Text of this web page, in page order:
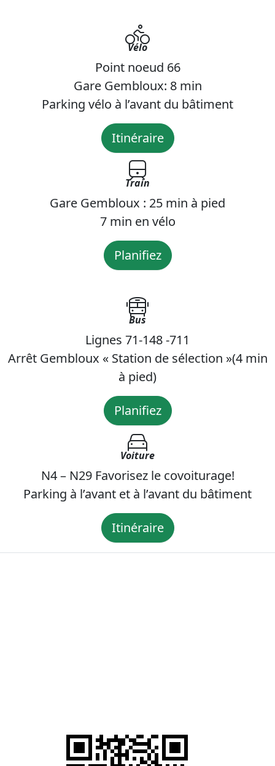
Vélo
Point noeud 66
Gare Gembloux: 8 min
Parking vélo à l’avant du bâtiment
Itinéraire
Train
Gare Gembloux : 25 min à pied
7 min en vélo
Planifiez
Bus
Lignes 71-148 -711
Arrêt Gembloux « Station de sélection »(4 min
à pied)
Planifiez
Voiture
N4 – N29 Favorisez le covoiturage!
Parking à l’avant et à l’avant du bâtiment
Itinéraire